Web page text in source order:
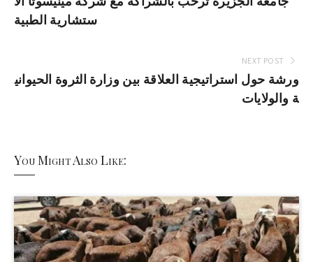
ستشارية الطبية
NEXT POST
ورشة حول استراتيجية العلاقة بين وزارة الثروة الحيواني
ة والولايات
You Might Also Like: